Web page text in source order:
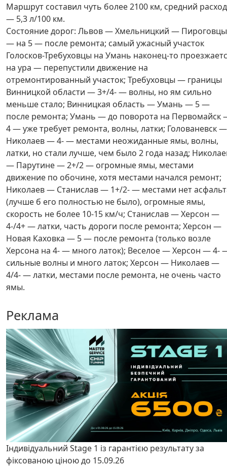
Маршрут составил чуть более 2100 км, средний расход
— 5,3 л/100 км.
Состояние дорог: Львов — Хмельницкий — Пироговцы
— на 5 — после ремонта; самый ужасный участок
Голосков-Требуховцы на Умань наконец-то
на ура — перепустили движение на
отремонтированный участок; Требуховцы — границы
Винницкой области — 3+/4- — волны, но ям сильно
меньше стало; Винницкая область — Умань — 5 —
после ремонта; Умань — до поворота на Первомайск
4 — уже требует ремонта, волны, латки; Голованевск —
Николаев — 4- — местами неожиданные ямы, волны,
латки, но стали лучше, чем было 2 года назад;
— Парутине — 2+/2 — огромные ямы, местами
движение по обочине, хотя местами начался ремонт;
Николаев — Станислав — 1+/2- — местами нет
(лучше б его полностью не было), огромные ямы,
скорость не более 10-15 км/ч; Станислав — Херсон —
4-/4+ — латки, часть дороги после ремонта; Херсон —
Новая Каховка — 5 — после ремонта (только возле
Херсона на 4- — много латок); Веселое — Херсон — 4-
сильные волны и много латок; Херсон — Николаев —
4/4- — латки, местами после ремонта, не очень часто
ямы.
Реклама
Індивідуальний Stage 1 із гарантією результату за
фіксованою ціною до 15.09.26